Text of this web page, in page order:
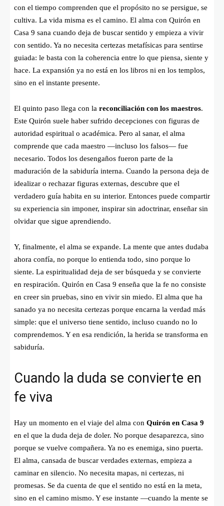
con el tiempo comprenden que el propósito no se persigue, se
cultiva. La vida misma es el camino. El alma con Quirón en
Casa 9 sana cuando deja de buscar sentido y empieza a vivir
con sentido. Ya no necesita certezas metafísicas para sentirse
guiada: le basta con la coherencia entre lo que piensa, siente y
hace. La expansión ya no está en los libros ni en los templos,
sino en el instante presente.
El quinto paso llega con la reconciliación con los maestros.
Este Quirón suele haber sufrido decepciones con figuras de
autoridad espiritual o académica. Pero al sanar, el alma
comprende que cada maestro —incluso los falsos— fue
necesario. Todos los desengaños fueron parte de la
maduración de la sabiduría interna. Cuando la persona deja de
idealizar o rechazar figuras externas, descubre que el
verdadero guía habita en su interior. Entonces puede compartir
su experiencia sin imponer, inspirar sin adoctrinar, enseñar sin
olvidar que sigue aprendiendo.
Y, finalmente, el alma se expande. La mente que antes dudaba
ahora confía, no porque lo entienda todo, sino porque lo
siente. La espiritualidad deja de ser búsqueda y se convierte
en respiración. Quirón en Casa 9 enseña que la fe no consiste
en creer sin pruebas, sino en vivir sin miedo. El alma que ha
sanado ya no necesita certezas porque encarna la verdad más
simple: que el universo tiene sentido, incluso cuando no lo
comprendemos. Y en esa rendición, la herida se transforma en
sabiduría.
Cuando la duda se convierte en
fe viva
Hay un momento en el viaje del alma con Quirón en Casa 9
en el que la duda deja de doler. No porque desaparezca, sino
porque se vuelve compañera. Ya no es enemiga, sino puerta.
El alma, cansada de buscar verdades externas, empieza a
caminar en silencio. No necesita mapas, ni certezas, ni
promesas. Se da cuenta de que el sentido no está en la meta,
sino en el camino mismo. Y ese instante —cuando la mente se